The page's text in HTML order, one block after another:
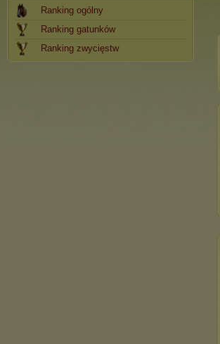
Ranking ogólny
Ranking gatunków
Ranking zwycięstw